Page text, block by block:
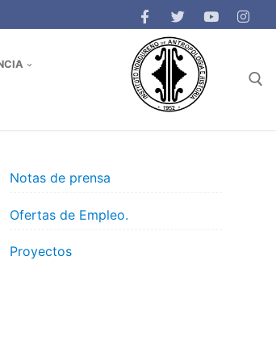
Notas de prensa
Ofertas de Empleo.
Proyectos